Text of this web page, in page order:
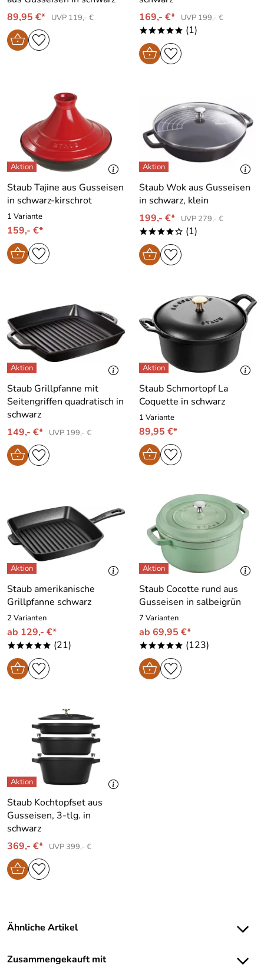
89,95 €*
UVP 119,- €
169,- €*
UVP 199,- €
***** (1)
Staub Tajine aus Gusseisen
in schwarz-kirschrot
1 Variante
159,- €*
Staub Wok aus Gusseisen
in schwarz, klein
199,- €*
UVP 279,- €
****o (1)
Staub Grillpfanne mit
Seitengriffen quadratisch in
schwarz
149,- €*
UVP 199,- €
Staub Schmortopf La
Coquette in schwarz
1 Variante
89,95 €*
Staub amerikanische
Grillpfanne schwarz
2 Varianten
ab 129,- €*
***** (21)
Staub Cocotte rund aus
Gusseisen in salbeigrün
7 Varianten
ab 69,95 €*
***** (123)
Staub Kochtopfset aus
Gusseisen, 3-tlg. in
schwarz
369,- €*
UVP 399,- €
Ähnliche Artikel
Zusammengekauft mit